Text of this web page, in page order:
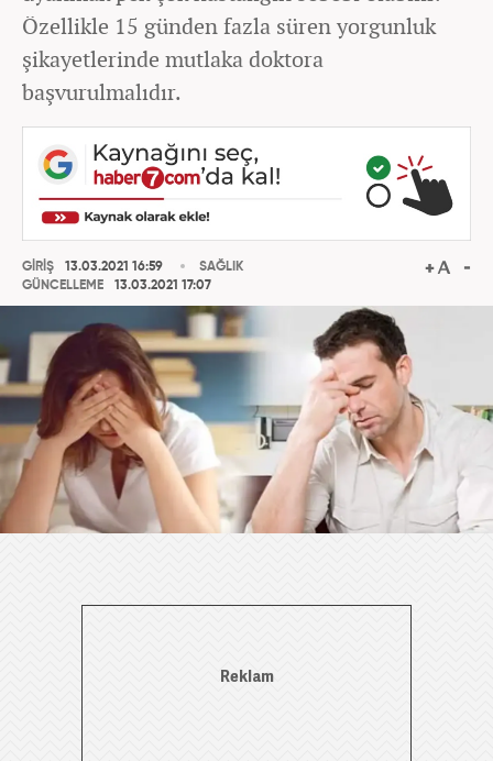
Özellikle 15 günden fazla süren yorgunluk
şikayetlerinde mutlaka doktora
başvurulmalıdır.
GİRİŞ
13.03.2021 16:59
GÜNCELLEME
13.03.2021 17:07
SAĞLIK